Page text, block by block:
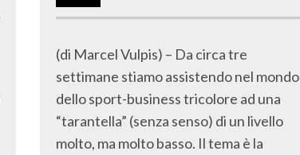
(di Marcel Vulpis) – Da circa tre
settimane stiamo assistendo nel mondo
dello sport-business tricolore ad una
“tarantella” (senza senso) di un livello
molto, ma molto basso. Il tema è la